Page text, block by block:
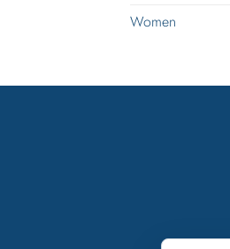
Women